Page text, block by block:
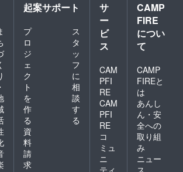
・
起案サポート
プ
ロ
ジ
ェ
ク
ト
を
作
る
ス
タ
ッ
フ
に
相
談
す
る
資
料
請
求
サ
ー
ビ
ス
CAM
PFI
RE
CAM
PFI
RE
コ
ミュ
ニ
CAMP
FIRE
につい
て
CAMP
FIREと
は
あんし
ん・安
全への
取り組
み
ニュー